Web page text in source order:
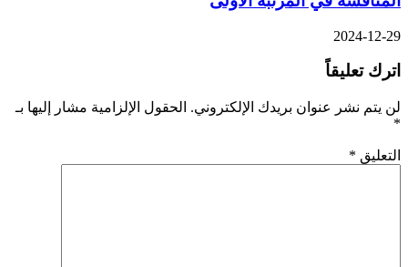
2024-12-29
اترك تعليقاً
لن يتم نشر عنوان بريدك الإلكتروني. الحقول الإلزامية مشار إليها بـ
*
التعليق *